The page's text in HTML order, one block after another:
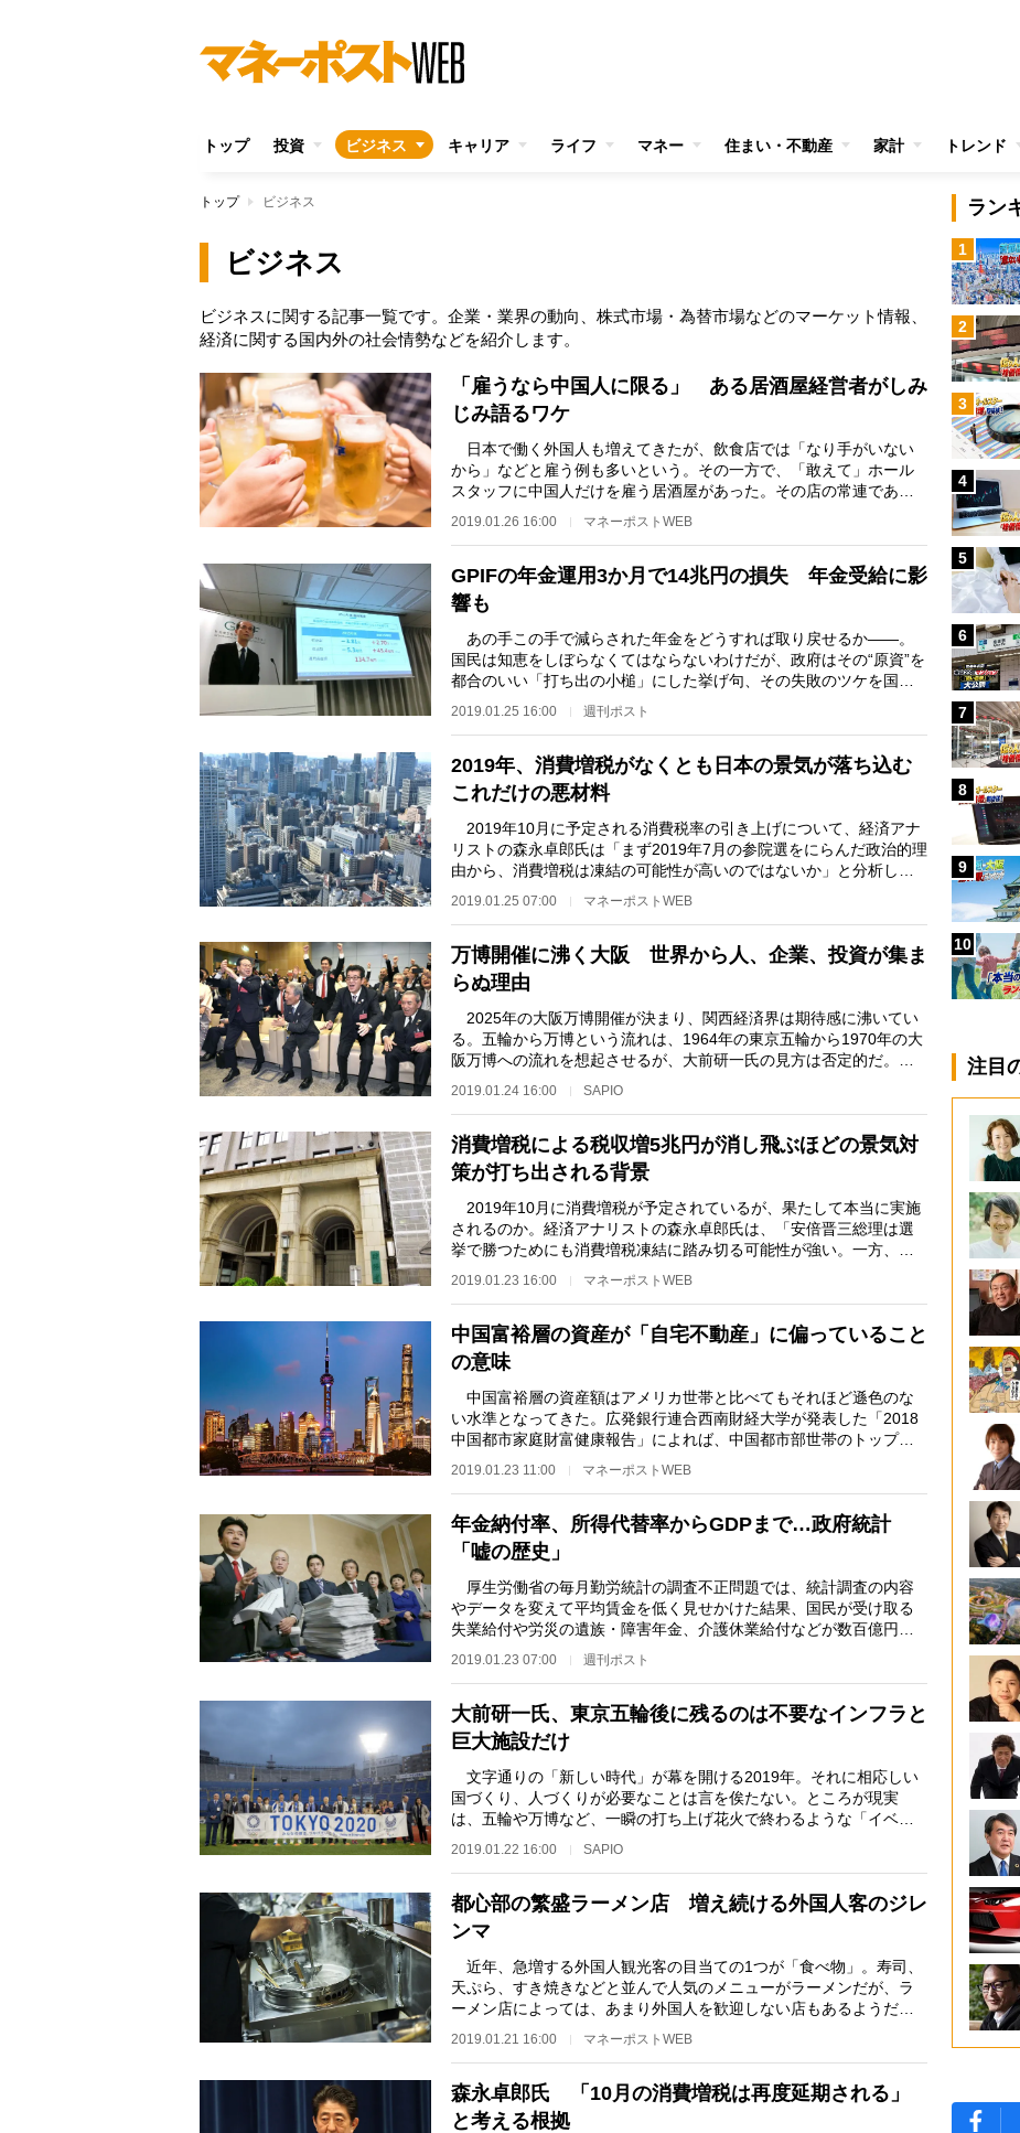
トップ 投資 ビジネス キャリア ライフ マネー 住まい・不動産 家計 トレンド
トップ ビジネス
ビジネス
ビジネスに関する記事一覧です。企業・業界の動向、株式市場・為替市場などのマーケット情報、
経済に関する国内外の社会情勢などを紹介します。
「雇うなら中国人に限る」 ある居酒屋経営者がしみ
じみ語るワケ
日本で働く外国人も増えてきたが、飲食店では「なり手がいない
から」などと雇う例も多いという。その一方で、「敢えて」ホール
スタッフに中国人だけを雇う居酒屋があった。その店の常連である
2019.01.26 16:00 マネーポストWEB
GPIFの年金運用3か月で14兆円の損失 年金受給に影
響も
あの手この手で減らされた年金をどうすれば取り戻せるか――。
国民は知恵をしぼらなくてはならないわけだが、政府はその“原資”を
都合のいい「打ち出の小槌」にした挙げ句、その失敗のツケを国民
に回そうとしている…
2019.01.25 16:00 週刊ポスト
2019年、消費増税がなくとも日本の景気が落ち込む
これだけの悪材料
2019年10月に予定される消費税率の引き上げについて、経済アナ
リストの森永卓郎氏は「まず2019年7月の参院選をにらんだ政治的理
由から、消費増税は凍結の可能性が高いのではないか」と分析して
2019.01.25 07:00 マネーポストWEB
万博開催に沸く大阪 世界から人、企業、投資が集ま
らぬ理由
2025年の大阪万博開催が決まり、関西経済界は期待感に沸いてい
る。五輪から万博という流れは、1964年の東京五輪から1970年の大
阪万博への流れを想起させるが、大前研一氏の見方は否定的だ。新
2019.01.24 16:00 SAPIO
消費増税による税収増5兆円が消し飛ぶほどの景気対
策が打ち出される背景
2019年10月に消費増税が予定されているが、果たして本当に実施
されるのか。経済アナリストの森永卓郎氏は、「安倍晋三総理は選
挙で勝つためにも消費増税凍結に踏み切る可能性が強い。一方、そ
2019.01.23 16:00 マネーポストWEB
中国富裕層の資産が「自宅不動産」に偏っていること
の意味
中国富裕層の資産額はアメリカ世帯と比べてもそれほど遜色のな
い水準となってきた。広発銀行連合西南財経大学が発表した「2018
中国都市家庭財富健康報告」によれば、中国都市部世帯のトップ
2019.01.23 11:00 マネーポストWEB
年金納付率、所得代替率からGDPまで…政府統計
「嘘の歴史」
厚生労働省の毎月勤労統計の調査不正問題では、統計調査の内容
やデータを変えて平均賃金を低く見せかけた結果、国民が受け取る
失業給付や労災の遺族・障害年金、介護休業給付などが数百億円も
減らされ、追加支給…
2019.01.23 07:00 週刊ポスト
大前研一氏、東京五輪後に残るのは不要なインフラと
巨大施設だけ
文字通りの「新しい時代」が幕を開ける2019年。それに相応しい
国づくり、人づくりが必要なことは言を俟たない。ところが現実
は、五輪や万博など、一瞬の打ち上げ花火で終わるような「イベン
2019.01.22 16:00 SAPIO
都心部の繁盛ラーメン店 増え続ける外国人客のジレ
ンマ
近年、急増する外国人観光客の目当ての1つが「食べ物」。寿司、
天ぷら、すき焼きなどと並んで人気のメニューがラーメンだが、ラ
ーメン店によっては、あまり外国人を歓迎しない店もあるようだ。
2019.01.21 16:00 マネーポストWEB
森永卓郎氏 「10月の消費増税は再度延期される」
と考える根拠
ラン
1
2
3
4
5
6
7
8
9
10
注目